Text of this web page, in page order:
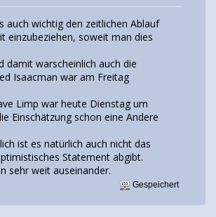
auch wichtig den zeitlichen Ablauf
einzubeziehen, soweit man dies
damit warscheinlich auch die
Isaacman war am Freitag
Limp war heute Dienstag um
Einschätzung schon eine Andere
ist es natürlich auch nicht das
Statement abgibt.
sehr weit auseinander.
Gespeichert